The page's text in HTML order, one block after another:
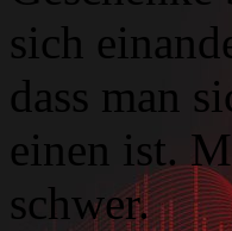
sich
dass man
einen ist.
schwer.